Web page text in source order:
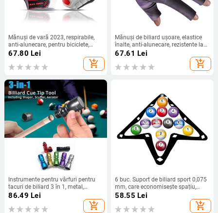
Mănuși de vară 2023, respirabile,
anti-alunecare, pentru biciclete,
mănuși pentru femei, fără degete,
luvas a bike, mănuși MTB, în aer
liber, mănuși pentru bărbați, mănuși
67.80 Lei
add_shopping_cart
Mănuși de biliard ușoare, elastice
înalte, anti-alunecare, rezistente la
uzură, respirabile, cu trei degete, cu
scurgeri, mănuși sport pentru
bărbați și femei
67.61 Lei
add_shopping_cart
Instrumente pentru vârfuri pentru
tacuri de biliard 3 în 1, metal,
aluminiu, snooker, instrument de
accesorii pentru tacuri de biliard,
86.49 Lei
add_shopping_cart
6 buc. Suport de biliard sport 0,075
mm, care economisește spațiu,
reutilizabil, subțire, accesorii pentru
tacuri de masă de biliard pentru
foaie magică
58.55 Lei
add_shopping_cart